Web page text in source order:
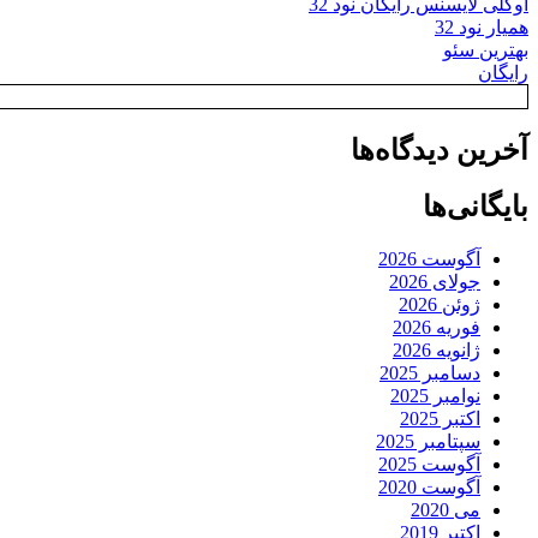
همیار نود 32
بهترین سئو
رایگان
آخرین دیدگاه‌ها
بایگانی‌ها
آگوست 2026
جولای 2026
ژوئن 2026
فوریه 2026
ژانویه 2026
دسامبر 2025
نوامبر 2025
اکتبر 2025
سپتامبر 2025
آگوست 2025
آگوست 2020
می 2020
اکتبر 2019